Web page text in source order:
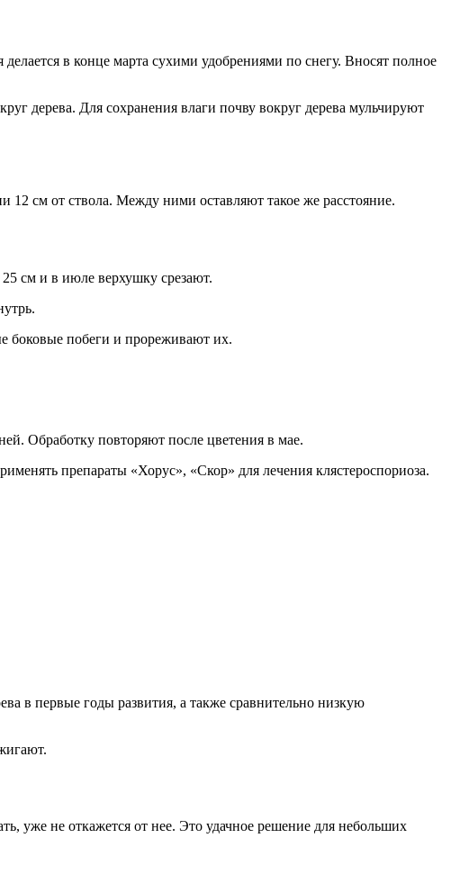
в конце марта сухими удобрениями по снегу. Вносят полное
дерева. Для сохранения влаги почву вокруг дерева мульчируют
12 см от ствола. Между ними оставляют такое же расстояние.
см и в июле верхушку срезают.
боковые побеги и прореживают их.
Обработку повторяют после цветения в мае.
препараты «Хорус», «Скор» для лечения клястероспориоза.
в первые годы развития, а также сравнительно низкую
уже не откажется от нее. Это удачное решение для небольших